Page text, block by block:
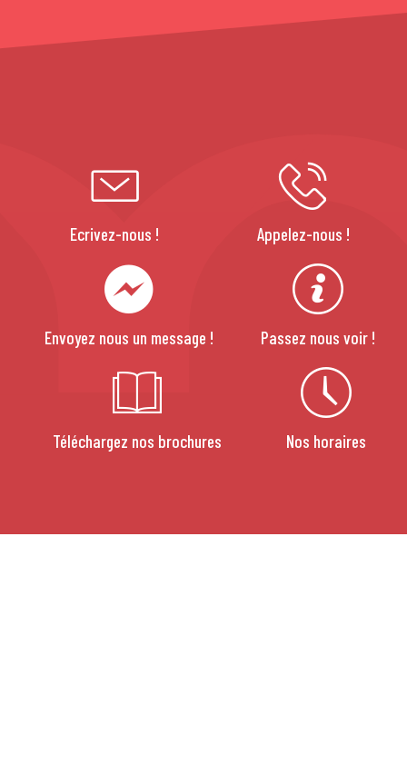
Ecrivez-nous ! Appelez-nous !
Envoyez nous un message ! Passez nous voir !
Téléchargez nos brochures Nos horaires